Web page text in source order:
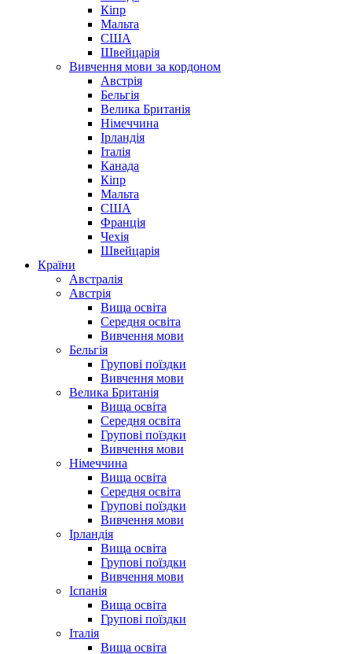
Кіпр
Мальта
США
Швейцарія
Вивчення мови за кордоном
Австрія
Бельгія
Велика Британія
Німеччина
Ірландія
Італія
Канада
Кіпр
Мальта
США
Франція
Чехія
Швейцарія
Країни
Австралія
Австрія
Вища освіта
Середня освіта
Вивчення мови
Бельгія
Групові поїздки
Вивчення мови
Велика Британія
Вища освіта
Середня освіта
Групові поїздки
Вивчення мови
Німеччина
Вища освіта
Середня освіта
Групові поїздки
Вивчення мови
Ірландія
Вища освіта
Групові поїздки
Вивчення мови
Іспанія
Вища освіта
Групові поїздки
Італія
Вища освіта